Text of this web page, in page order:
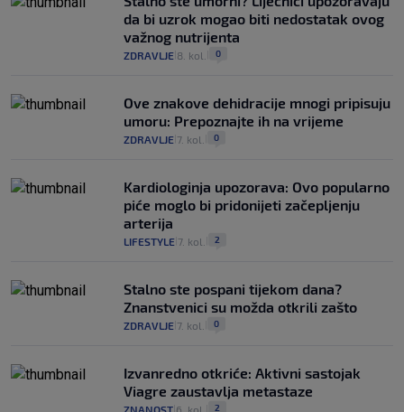
da bi uzrok mogao biti nedostatak ovog
važnog nutrijenta
ZDRAVLJE 8. kol. 0
Ove znakove dehidracije mnogi pripisuju
umoru: Prepoznajte ih na vrijeme
ZDRAVLJE 7. kol. 0
Kardiologinja upozorava: Ovo popularno
piće moglo bi pridonijeti začepljenju
arterija
LIFESTYLE 7. kol. 2
Stalno ste pospani tijekom dana?
Znanstvenici su možda otkrili zašto
ZDRAVLJE 7. kol. 0
Izvanredno otkriće: Aktivni sastojak
Viagre zaustavlja metastaze
2